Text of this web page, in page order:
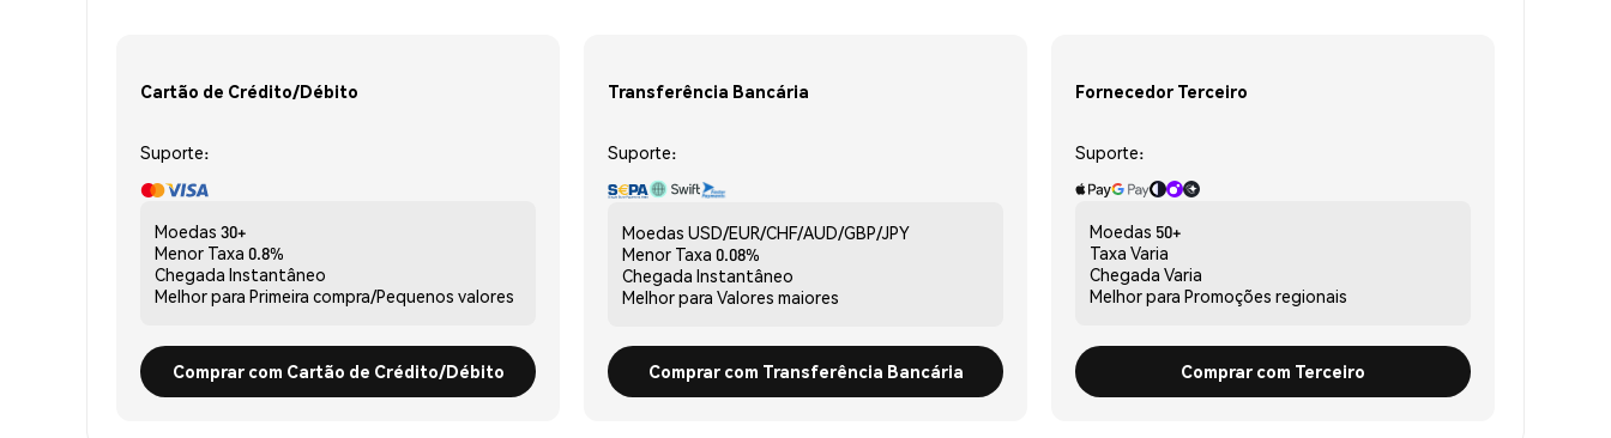
Cartão de Crédito/Débito
Suporte:
Moedas 30+
Menor Taxa 0.8%
Chegada Instantâneo
Melhor para Primeira compra/Pequenos valores
Comprar com Cartão de Crédito/Débito
Transferência Bancária
Suporte:
Moedas USD/EUR/CHF/AUD/GBP/JPY
Menor Taxa 0.08%
Chegada Instantâneo
Melhor para Valores maiores
Comprar com Transferência Bancária
Fornecedor Terceiro
Suporte:
Moedas 50+
Taxa Varia
Chegada Varia
Melhor para Promoções regionais
Comprar com Terceiro